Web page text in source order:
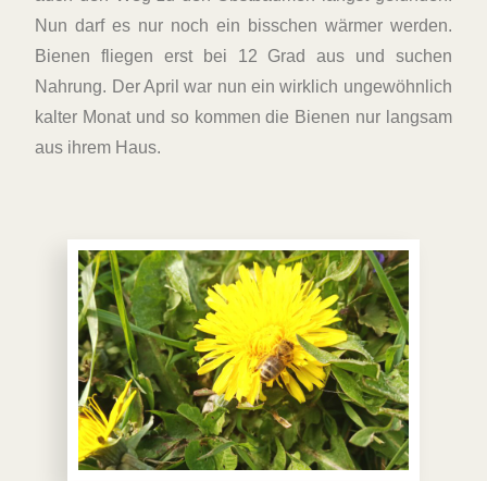
Nun darf es nur noch ein bisschen wärmer werden.
Bienen fliegen erst bei 12 Grad aus und suchen
Nahrung. Der April war nun ein wirklich ungewöhnlich
kalter Monat und so kommen die Bienen nur langsam
aus ihrem Haus.